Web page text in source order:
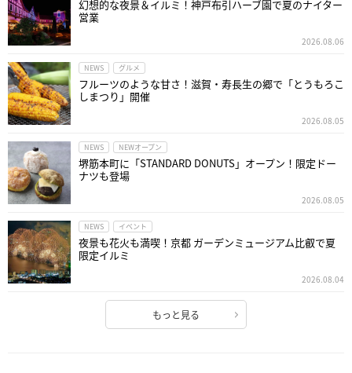
幻想的な夜景＆イルミ！神戸布引ハーブ園で夏のナイター
営業
2026.08.06
NEWS グルメ
フルーツのような甘さ！滋賀・寿長生の郷で「とうもろこ
しまつり」開催
2026.08.05
NEWS NEWオープン
堺筋本町に「STANDARD DONUTS」オープン！限定ドー
ナツも登場
2026.08.05
NEWS イベント
夜景も花火も満喫！京都 ガーデンミュージアム比叡で夏
限定イルミ
2026.08.04
もっと見る